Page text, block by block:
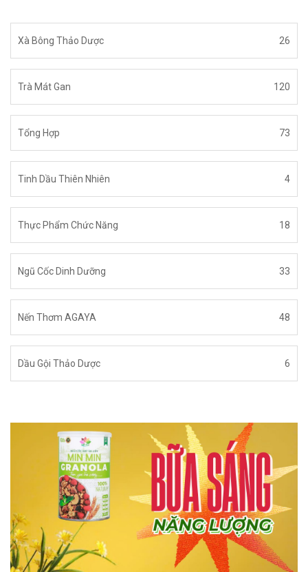
Xà Bông Thảo Dược 26
Trà Mát Gan 120
Tổng Hợp 73
Tinh Dầu Thiên Nhiên 4
Thực Phẩm Chức Năng 18
Ngũ Cốc Dinh Dưỡng 33
Nến Thơm AGAYA 48
Dầu Gội Thảo Dược 6